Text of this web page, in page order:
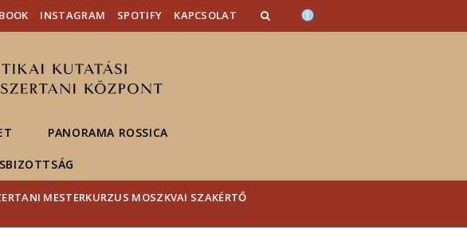
INSTAGRAM SPOTIFY KAPCSOLAT
PANORAMA ROSSICA
MESTERKURZUS MOSZKVAI SZAKÉRTŐ